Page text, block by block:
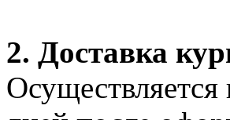
2. Доставка